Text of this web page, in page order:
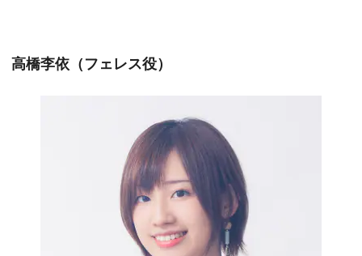
高橋李依（フェレス役）